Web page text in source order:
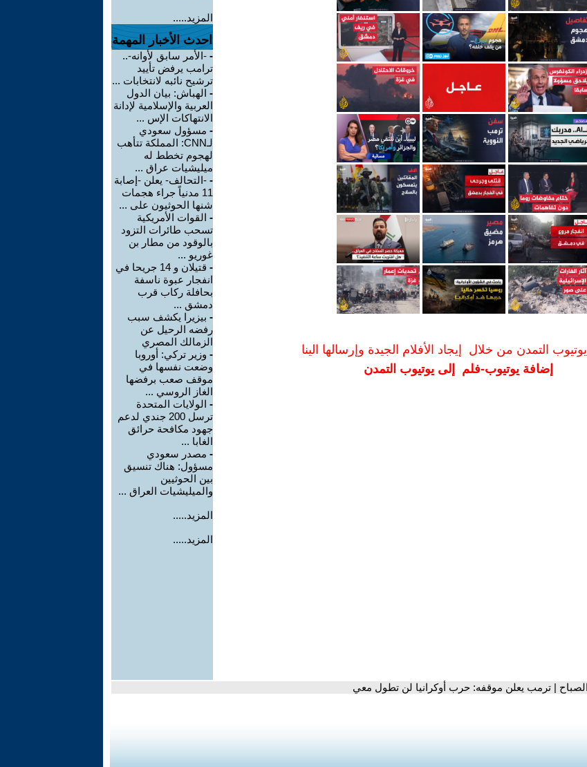
التمدن من خلال إيجاد الأفلام الجيدة وإرسالها الينا
إضافة يوتيوب-فلم إلى يوتيوب التمدن
المزيد.....
احدث الأخبار المهمة
- -الأمر سابق لأوانه-..
ترامب يرفض تأييد
ترشيح نائبه لانتخابات ...
- الهباش: بيان الدول
العربية والإسلامية لإدانة
الانتهاكات الإس ...
- مسؤول سعودي
لـCNN: المملكة تتأهب
لهجوم تخطط له
ميليشيات عراق ...
- -التحالف- يعلن -إصابة
11 مدنياً جراء هجمات
شنها الحوثيون على ...
- القوات الأمريكية
تسحب طائرات التزود
بالوقود من مطار بن
غوريو ...
-
قتيلان و 14 جريحا في
انفجار عبوة ناسفة
بحافلة ركاب قرب
دمشق ...
- بيزيرا يكشف سبب
رفضه الرحيل عن
الزمالك المصري
- وزير تركي: أوروبا
وضعت نفسها في
موقف صعب برفضها
الغاز الروسي ...
- الولايات المتحدة
ترسل 200 جندي لدعم
جهود مكافحة حرائق
الغابا ...
- مصدر سعودي
مسؤول: هناك تنسيق
بين الحوثيين
والميليشيات العراق ...
المزيد.....
المزيد.....
الصباح | ترمب يعلن موقفه: حرب أوكرانيا لن تطول معي